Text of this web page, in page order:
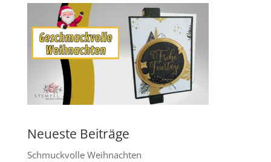
Neueste Beiträge
Schmuckvolle Weihnachten